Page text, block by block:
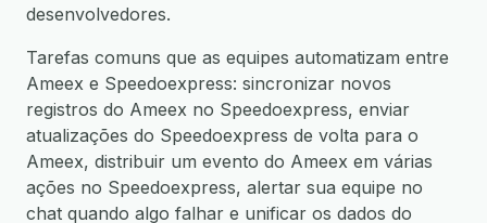
desenvolvedores.
Tarefas comuns que as equipes automatizam entre
Ameex e Speedoexpress: sincronizar novos
registros do Ameex no Speedoexpress, enviar
atualizações do Speedoexpress de volta para o
Ameex, distribuir um evento do Ameex em várias
ações no Speedoexpress, alertar sua equipe no
chat quando algo falhar e unificar os dados do